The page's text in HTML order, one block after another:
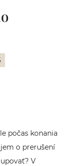
počas konania
o prerušení
V